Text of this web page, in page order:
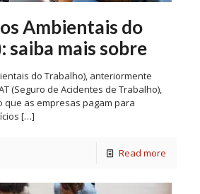
Ambientais do
saiba mais sobre
do Trabalho), anteriormente
(Seguro de Acidentes de Trabalho),
que as empresas pagam para
[…]
Read more